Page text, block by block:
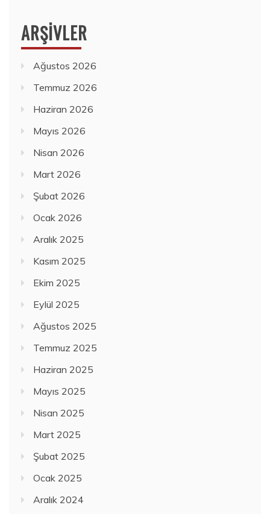
ARŞIVLER
Ağustos 2026
Temmuz 2026
Haziran 2026
Mayıs 2026
Nisan 2026
Mart 2026
Şubat 2026
Ocak 2026
Aralık 2025
Kasım 2025
Ekim 2025
Eylül 2025
Ağustos 2025
Temmuz 2025
Haziran 2025
Mayıs 2025
Nisan 2025
Mart 2025
Şubat 2025
Ocak 2025
Aralık 2024